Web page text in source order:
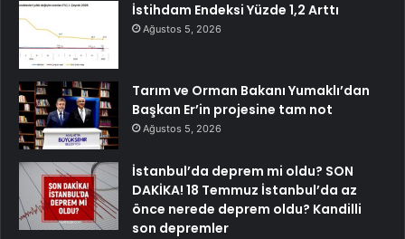
İstihdam Endeksi Yüzde 1,2 Arttı
Ağustos 5, 2026
Tarım ve Orman Bakanı Yumaklı’dan
Başkan Er’in projesine tam not
Ağustos 5, 2026
İstanbul’da deprem mi oldu? SON
DAKİKA! 18 Temmuz İstanbul’da az
önce nerede deprem oldu? Kandilli
son depremler